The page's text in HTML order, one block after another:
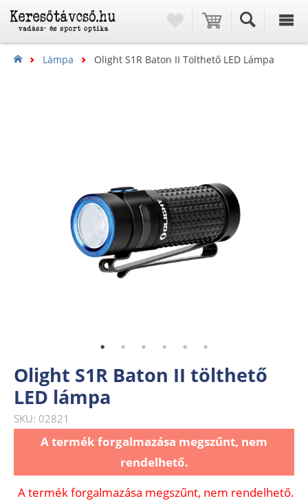
Lámpa Olight S1R Baton II Tölthető LED Lámpa
Olight S1R Baton II tölthető
LED lámpa
SKU: 02821
A termék forgalmazása megszűnt, nem
rendelhető.
A termék forgalmazása megszűnt, nem rendelhető.